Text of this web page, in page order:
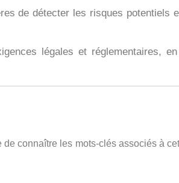
de détecter les risques potentiels
légales et réglementaires,
de connaître les mots-clés associés à